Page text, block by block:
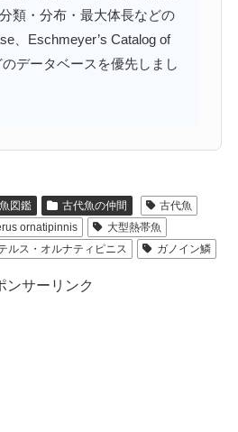
類・分布・最大体長などの
、Eschmeyer’s Catalog of
データベースを優先しまし
図鑑 古代魚の仲間
古代魚
ornatipinnis
大型熱帯魚
ルス・オルナティピニス ガノイン鱗
ンサーリンク